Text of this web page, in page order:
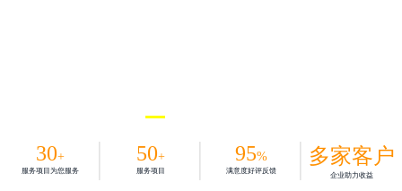
30+
服务项目为您服务
50+
服务项目
95%
满意度好评反馈
多家客户
企业助力收益